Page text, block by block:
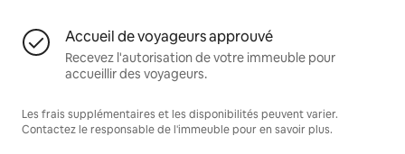
Accueil de voyageurs approuvé
Recevez l'autorisation de votre immeuble pour
accueillir des voyageurs.
Les frais supplémentaires et les disponibilités peuvent varier.
Contactez le responsable de l'immeuble pour en savoir plus.